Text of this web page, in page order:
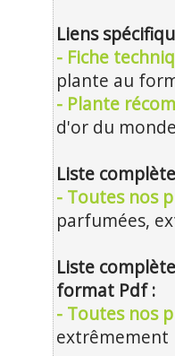
Liens
- Fiche
plante au
- Plante
d'or du
Liste
- Toutes nos
parfumées,
Liste
format Pdf :
- Toutes nos
extrêmement